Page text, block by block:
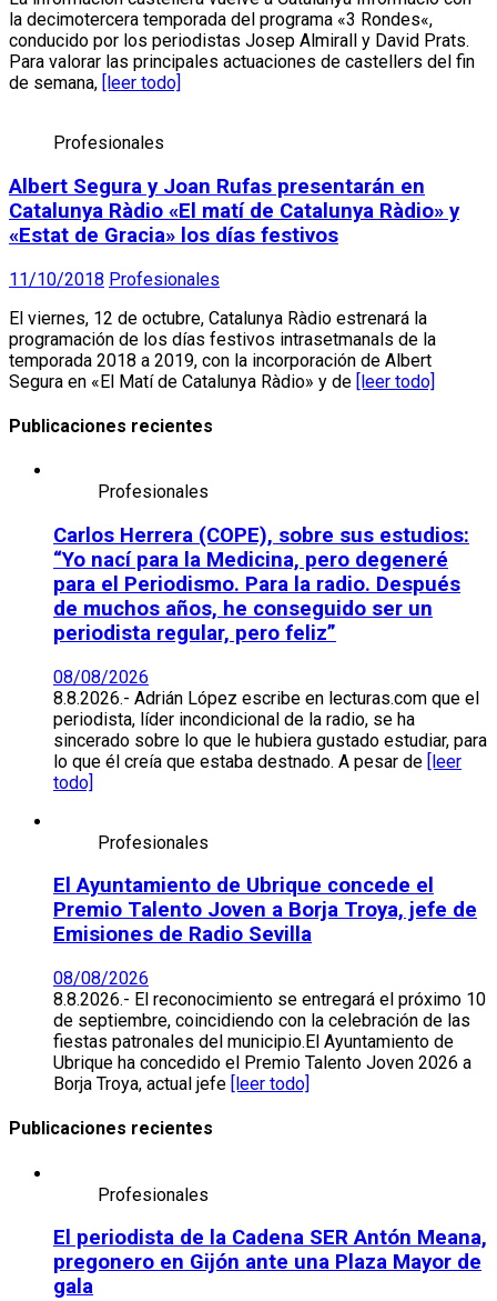
la decimotercera temporada del programa «3 Rondes«,
conducido por los periodistas Josep Almirall y David Prats.
Para valorar las principales actuaciones de castellers del fin
de semana, [leer todo]
Profesionales
Albert Segura y Joan Rufas presentarán en
Catalunya Ràdio «El matí de Catalunya Ràdio» y
«Estat de Gracia» los días festivos
11/10/2018 Profesionales
El viernes, 12 de octubre, Catalunya Ràdio estrenará la
programación de los días festivos intrasetmanals de la
temporada 2018 a 2019, con la incorporación de Albert
Segura en «El Matí de Catalunya Ràdio» y de [leer todo]
Publicaciones recientes
Profesionales
Carlos Herrera (COPE), sobre sus estudios:
“Yo nací para la Medicina, pero degeneré
para el Periodismo. Para la radio. Después
de muchos años, he conseguido ser un
periodista regular, pero feliz”
08/08/2026
8.8.2026.- Adrián López escribe en lecturas.com que el
periodista, líder incondicional de la radio, se ha
sincerado sobre lo que le hubiera gustado estudiar, para
lo que él creía que estaba destnado. A pesar de [leer
todo]
Profesionales
El Ayuntamiento de Ubrique concede el
Premio Talento Joven a Borja Troya, jefe de
Emisiones de Radio Sevilla
08/08/2026
8.8.2026.- El reconocimiento se entregará el próximo 10
de septiembre, coincidiendo con la celebración de las
fiestas patronales del municipio.El Ayuntamiento de
Ubrique ha concedido el Premio Talento Joven 2026 a
Borja Troya, actual jefe [leer todo]
Publicaciones recientes
Profesionales
El periodista de la Cadena SER Antón Meana,
pregonero en Gijón ante una Plaza Mayor de
gala